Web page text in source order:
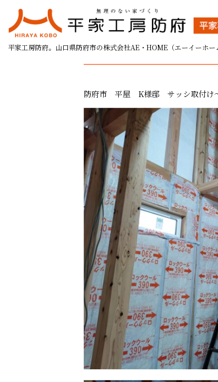
平家工房防府。山口県防府市の株式会社AE・HOME（エーイーホー
防府市 平屋 K様邸
2025.11.14
防府市 平屋 K様邸 サッシ取付け～